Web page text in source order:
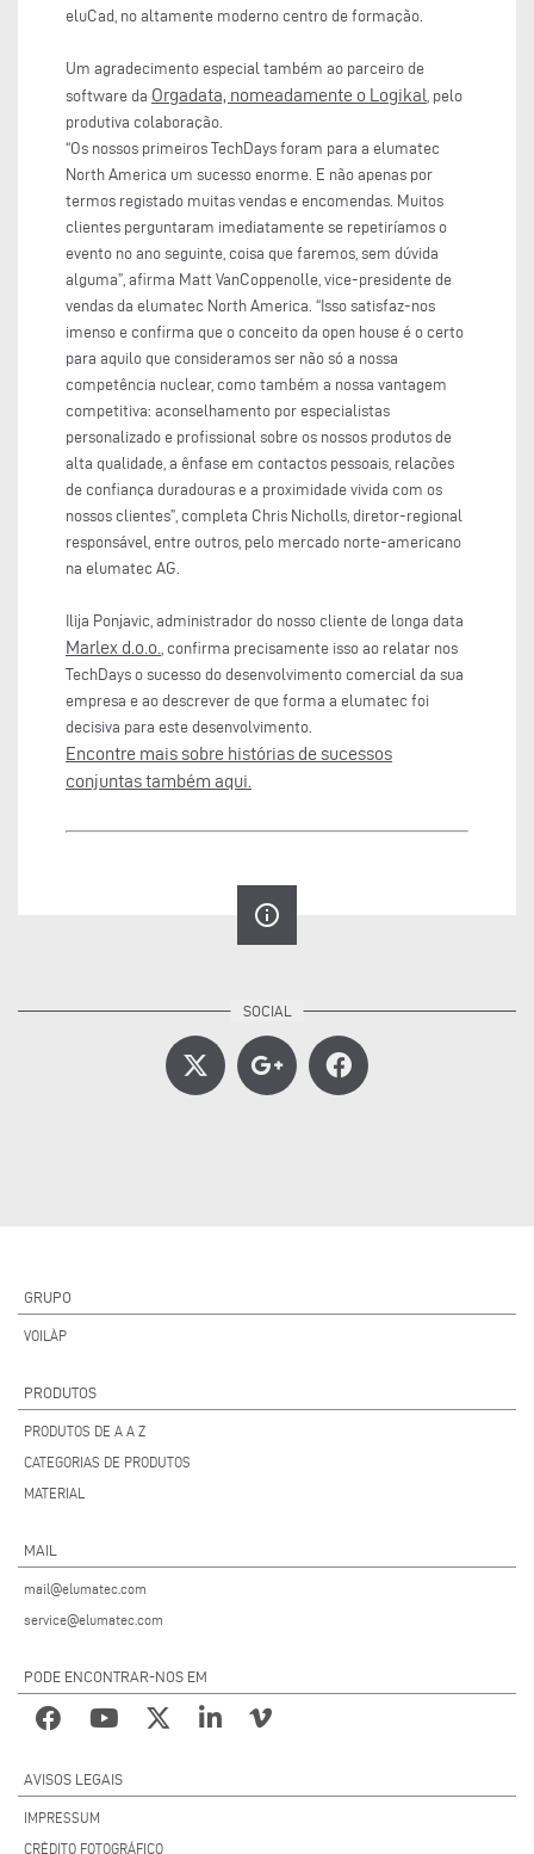
eluCad, no altamente moderno centro de formação.
Um agradecimento especial também ao parceiro de
software da Orgadata, nomeadamente o Logikal , pelo
produtiva colaboração.
“Os nossos primeiros TechDays foram para a elumatec
North America um sucesso enorme. E não apenas por
termos registado muitas vendas e encomendas. Muitos
clientes perguntaram imediatamente se repetiríamos o
evento no ano seguinte, coisa que faremos, sem dúvida
alguma”, afirma Matt VanCoppenolle, vice-presidente de
vendas da elumatec North America. “Isso satisfaz-nos
imenso e confirma que o conceito da open house é o certo
para aquilo que consideramos ser não só a nossa
competência nuclear, como também a nossa vantagem
competitiva: aconselhamento por especialistas
personalizado e profissional sobre os nossos produtos de
alta qualidade, a ênfase em contactos pessoais, relações
de confiança duradouras e a proximidade vivida com os
nossos clientes”, completa Chris Nicholls, diretor-regional
responsável, entre outros, pelo mercado norte-americano
na elumatec AG.
Ilija Ponjavic, administrador do nosso cliente de longa data
Marlex d.o.o. , confirma precisamente isso ao relatar nos
TechDays o sucesso do desenvolvimento comercial da sua
empresa e ao descrever de que forma a elumatec foi
decisiva para este desenvolvimento.
Encontre mais sobre histórias de sucessos
conjuntas também aqui
info_outline
GRUPO
VOILÀP
PRODUTOS
PRODUTOS DE A A Z
CATEGORIAS DE PRODUTOS
MATERIAL
MAIL
mail@elumatec.com
service@elumatec.com
PODE ENCONTRAR-NOS EM
AVISOS LEGAIS
IMPRESSUM
CRÉDITO FOTOGRÁFICO